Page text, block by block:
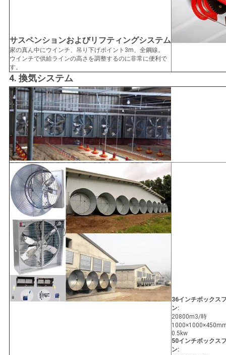
サスペンションおよびリフティングシステム
家の真ん中にウインチ、吊り下げポイント3m、全鋼線。
ウインチで供給ラインの高さを調整するのに非常に便利で
す。
4. 換気システム
36インチボックス
ン:
20800m3/時
0.5kw
50インチボックス
ン: